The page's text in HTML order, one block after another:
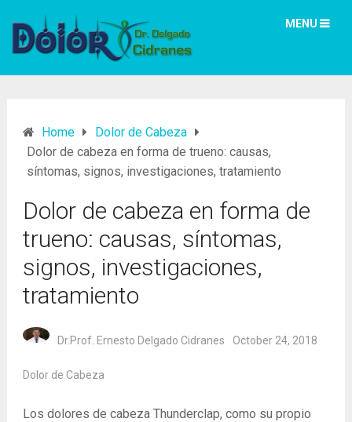
MENU
Home
Dolor de Cabeza
Dolor de cabeza en forma de trueno: causas,
síntomas, signos, investigaciones, tratamiento
Dolor de cabeza en forma de
trueno: causas, síntomas,
signos, investigaciones,
tratamiento
Dr.Prof. Ernesto Delgado Cidranes October 24, 2018
Dolor de Cabeza
Los dolores de cabeza Thunderclap, como su propio